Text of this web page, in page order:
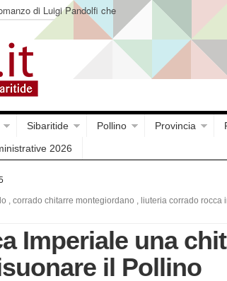
di Luigi Pandolfi che
Sibaritide Pollino Provincia
2026
, corrado chitarre montegiordano , liuteria corrado rocca
Imperiale una
il Pollino